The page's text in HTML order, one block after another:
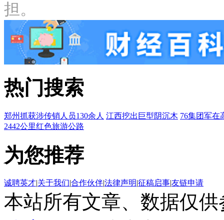
担。
热门搜索
郑州抓获涉传销人员130余人 江西挖出巨型阴沉木 76集团军在
2442公里红色旅游公路
为您推荐
诚聘英才|关于我们|合作伙伴|法律声明|征稿启事|友链申请
本站所有文章、数据仅